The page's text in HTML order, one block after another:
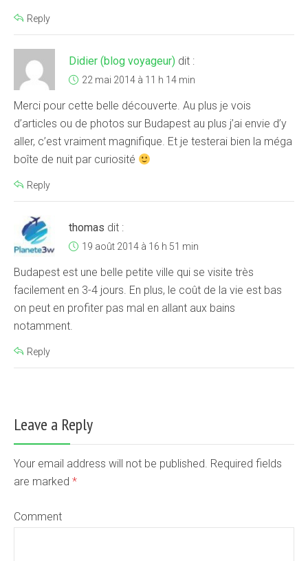
Reply
Didier (blog voyageur) dit :
22 mai 2014 à 11 h 14 min
Merci pour cette belle découverte. Au plus je vois
d’articles ou de photos sur Budapest au plus j’ai envie d’y
aller, c’est vraiment magnifique. Et je testerai bien la méga
boîte de nuit par curiosité
Reply
thomas dit :
19 août 2014 à 16 h 51 min
Budapest est une belle petite ville qui se visite très
facilement en 3-4 jours. En plus, le coût de la vie est bas
on peut en profiter pas mal en allant aux bains
notamment.
Reply
Leave a Reply
Your email address will not be published. Required fields
are marked *
Comment